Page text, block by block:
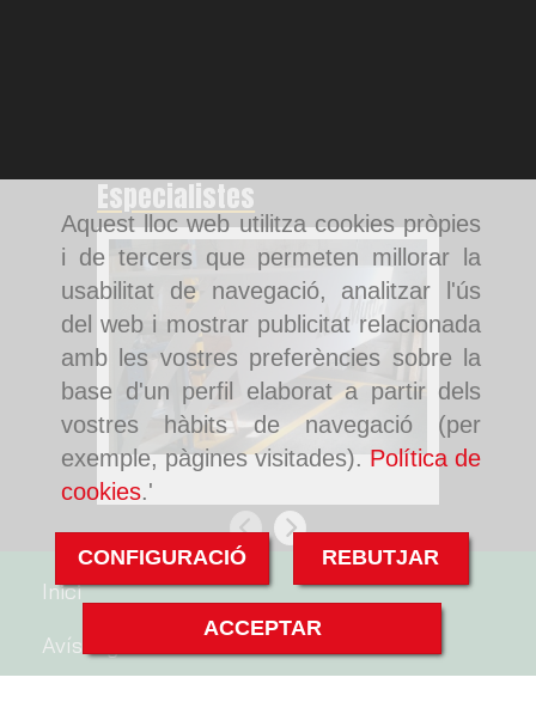
Aquest lloc web utilitza cookies pròpies
i de tercers que permeten millorar la
usabilitat de navegació, analitzar l'ús
del web i mostrar publicitat relacionada
amb les vostres preferències sobre la
base d'un perfil elaborat a partir dels
vostres hàbits de navegació (per
exemple, pàgines visitades). Política de
cookies.'
CONFIGURACIÓ REBUTJAR
ACCEPTAR
Especialistes
Pintura de tancaments a Rubí Pintura
AnteriorSegüent
Inici
Avís legal